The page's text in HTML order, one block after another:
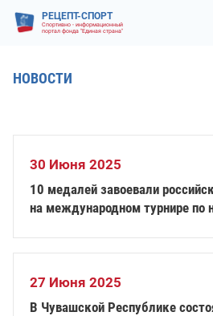
РЕЦЕПТ-СПОРТ
Спортивно - информационный
портал фонда "Единая страна"
НОВОСТИ
30 Июня 2025
10 медалей завоевали
на международном турнире по
27 Июня 2025
В Чувашской Республике